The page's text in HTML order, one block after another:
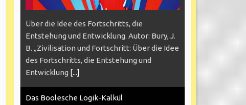
Über die Idee des Fortschritts, die
Entstehung und Entwicklung. Autor: Bury, J.
B. „Zivilisation und Fortschritt: Über die Idee
des Fortschritts, die Entstehung und
Entwicklung [...]
Das Boolesche Logik-Kalkül